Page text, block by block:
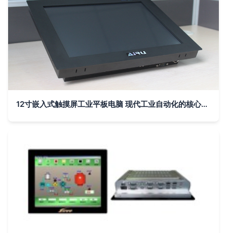
12寸嵌入式触摸屏工业平板电脑 现代工业自动化的核心终端